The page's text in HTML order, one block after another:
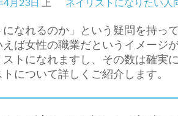
になれるのか」という疑問を持っ
ば女性の職業だというイメージ
トになれますし、その数は確実
について詳しくご紹介します。